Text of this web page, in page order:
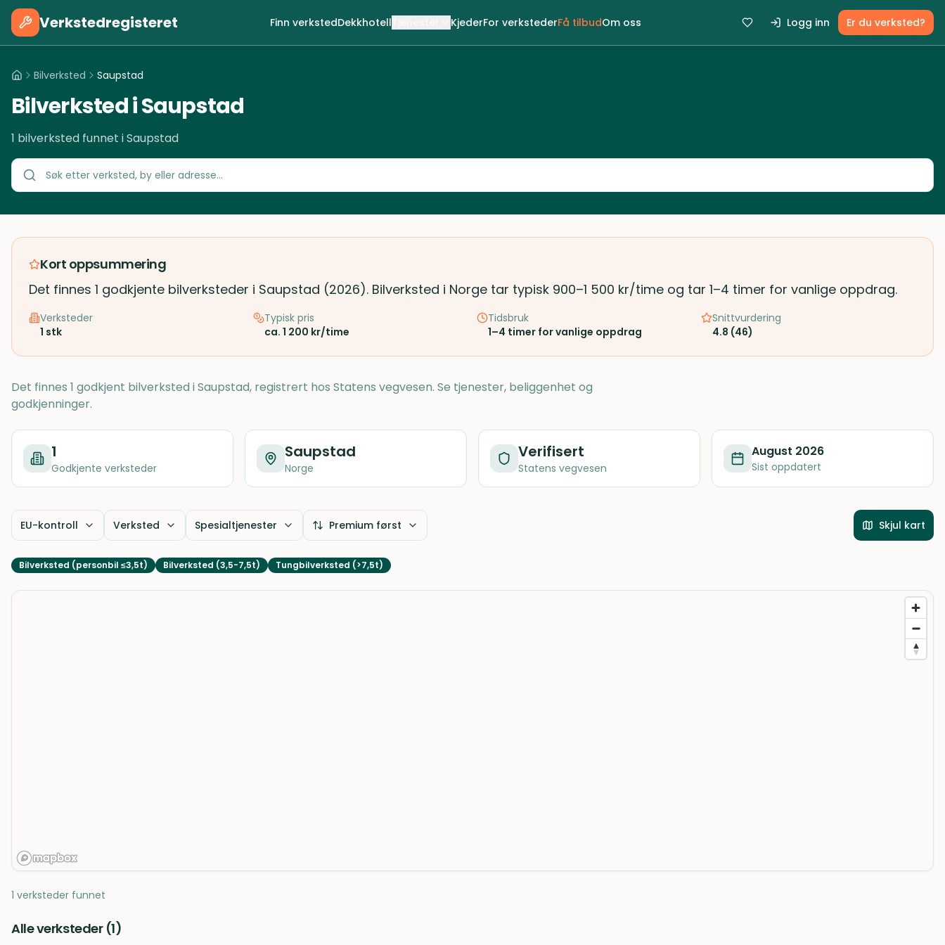
Verkstedregisteret Finn verkstedDekkhotell KjederFor verkstederFå tilbudOm oss Logg inn Er du verksted?
Bilverksted Saupstad
Bilverksted i Saupstad
1 bilverksted funnet i Saupstad
Kort oppsummering
Det finnes 1 godkjente bilverksteder i Saupstad (2026). Bilverksted i Norge tar typisk 900–1 500 kr/time og tar 1–4 timer for vanlige oppdrag.
Verksteder
1 stk
Typisk pris
ca. 1 200 kr/time
Tidsbruk
1–4 timer for vanlige oppdrag
Snittvurdering
4.8 (46)
Det finnes 1 godkjent bilverksted i Saupstad, registrert hos Statens vegvesen. Se tjenester, beliggenhet og
godkjenninger.
1
Godkjente verksteder
Saupstad
Norge
Verifisert
Statens vegvesen
August 2026
Sist oppdatert
EU-kontroll Verksted Spesialtjenester Premium først Skjul kart
Bilverksted (personbil ≤3,5t) Bilverksted (3,5-7,5t) Tungbilverksted (>7,5t)
1 verksteder funnet
Alle verksteder (1)